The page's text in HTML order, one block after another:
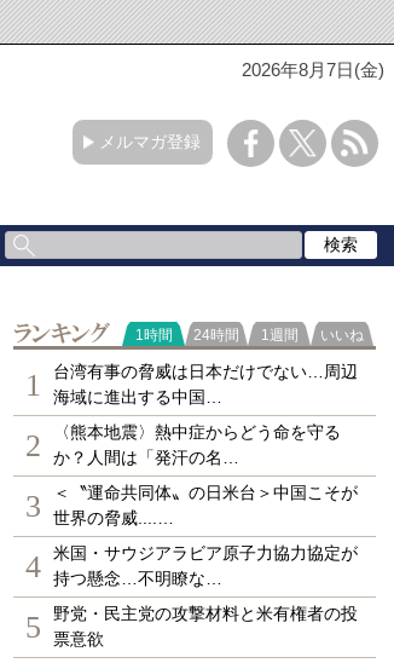
2026年8月7日(金)
メルマガ登録
ランキング
1時間 24時間 1週間 いいね
1
台湾有事の脅威は日本だけでない…周辺
海域に進出する中国…
2
〈熊本地震〉熱中症からどう命を守る
か？人間は「発汗の名…
3
＜〝運命共同体〟の日米台＞中国こそが
世界の脅威....…
4
米国・サウジアラビア原子力協力協定が
持つ懸念…不明瞭な…
5
野党・民主党の攻撃材料と米有権者の投
票意欲